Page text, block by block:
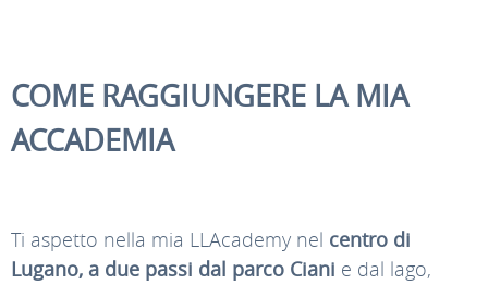
COME RAGGIUNGERE LA MIA
ACCADEMIA
Ti aspetto nella mia LLAcademy nel centro di
Lugano, a due passi dal parco Ciani e dal lago,